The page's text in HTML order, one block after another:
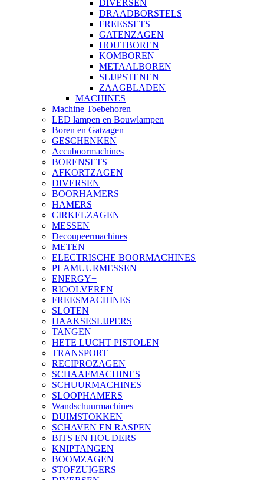
DIVERSEN
DRAADBORSTELS
FREESSETS
GATENZAGEN
HOUTBOREN
KOMBOREN
METAALBOREN
SLIJPSTENEN
ZAAGBLADEN
MACHINES
Machine Toebehoren
LED lampen en Bouwlampen
Boren en Gatzagen
GESCHENKEN
Accuboormachines
BORENSETS
AFKORTZAGEN
DIVERSEN
BOORHAMERS
HAMERS
CIRKELZAGEN
MESSEN
Decoupeermachines
METEN
ELECTRISCHE BOORMACHINES
PLAMUURMESSEN
ENERGY+
RIOOLVEREN
FREESMACHINES
SLOTEN
HAAKSESLIJPERS
TANGEN
HETE LUCHT PISTOLEN
TRANSPORT
RECIPROZAGEN
SCHAAFMACHINES
SCHUURMACHINES
SLOOPHAMERS
Wandschuurmachines
DUIMSTOKKEN
SCHAVEN EN RASPEN
BITS EN HOUDERS
KNIPTANGEN
BOOMZAGEN
STOFZUIGERS